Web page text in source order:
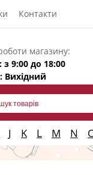
Контакти
магазину:
9:00 до 18:00
Вихідний
J K L M N